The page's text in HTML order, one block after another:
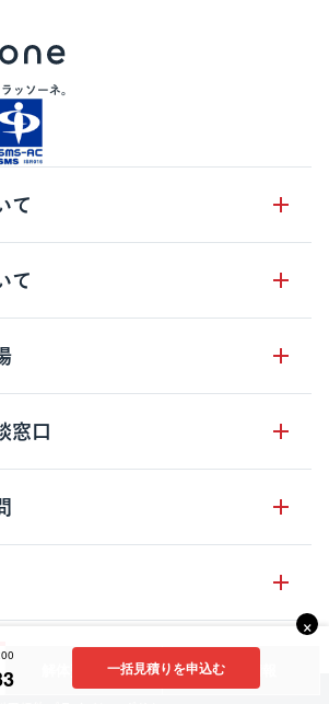
解体費用相場 補助金情報
一括見積りを申込む
×
て
ット
治体連携
検討のお客様へ
をご検討のお客様へ
て
識
る法律
場
回復の相場
窓口
口
用方法
金
工事会社様